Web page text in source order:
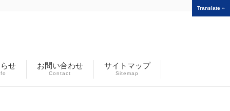
せ お問い合わせ
Contact
サイトマップ
Sitemap
Translate »